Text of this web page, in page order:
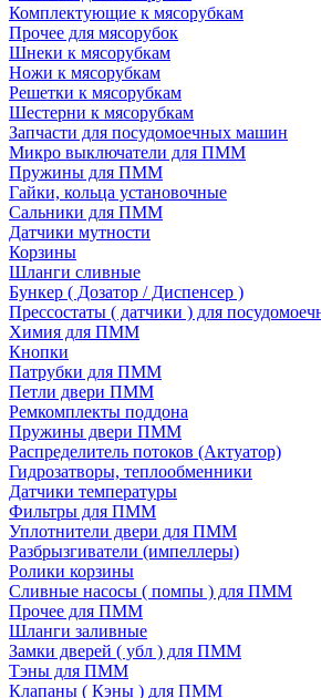
Комплектующие к мясорубкам
Прочее для мясорубок
Шнеки к мясорубкам
Ножи к мясорубкам
Решетки к мясорубкам
Шестерни к мясорубкам
Запчасти для посудомоечных машин
Микро выключатели для ПММ
Пружины для ПММ
Гайки, кольца установочные
Сальники для ПММ
Датчики мутности
Корзины
Шланги сливные
Бункер ( Дозатор / Диспенсер )
Прессостаты ( датчики ) для
Химия для ПММ
Кнопки
Патрубки для ПММ
Петли двери ПММ
Ремкомплекты поддона
Пружины двери ПММ
Распределитель потоков (Актуатор)
Гидрозатворы, теплообменники
Датчики температуры
Фильтры для ПММ
Уплотнители двери для ПММ
Разбрызгиватели (импеллеры)
Ролики корзины
Сливные насосы ( помпы ) для ПММ
Прочее для ПММ
Шланги заливные
Замки дверей ( убл ) для ПММ
Тэны для ПММ
Клапаны ( Кэны ) для ПММ